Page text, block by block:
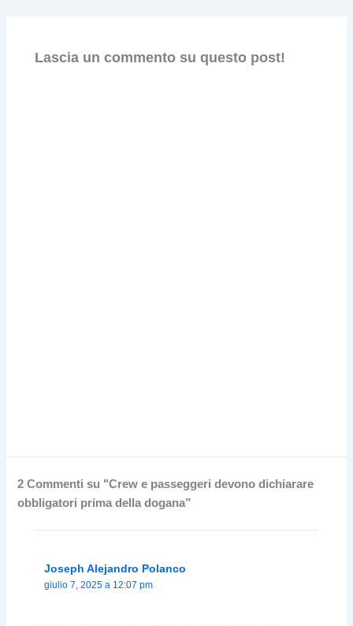
Lascia un commento su questo post!
2 Commenti su "Crew e passeggeri devono dichiarare
obbligatori prima della dogana”
Joseph Alejandro Polanco
giulio 7, 2025 a 12:07 pm